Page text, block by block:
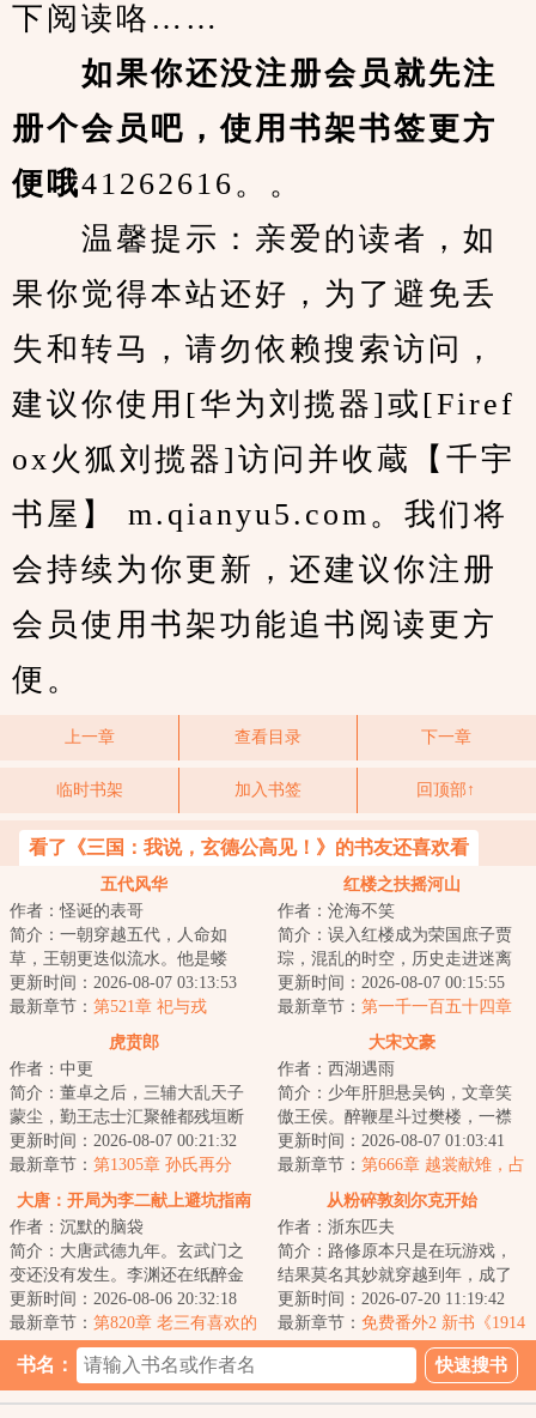
下阅读咯……
如果你还没注册会员就先注
册个会员吧，使用书架书签更方
便哦41262616。。
温馨提示：亲爱的读者，如
果你觉得本站还好，为了避免丢
失和转马，请勿依赖搜索访问，
建议你使用[华为刘揽器]或[Firef
ox火狐刘揽器]访问并收蔵【千宇
书屋】 m.qianyu5.com。我们将
会持续为你更新，还建议你注册
会员使用书架功能追书阅读更方
便。
上一章 查看目录 下一章
临时书架 加入书签 回顶部↑
看了《三国：我说，玄德公高见！》的书友还喜欢看
五代风华
作者：怪诞的表哥
简介：一朝穿越五代，人命如
草，王朝更迭似流水。他是蝼
蚁，则撼参天巨树，为棋子，则
破天下局。布衣之志...
更新时间：2026-08-07 03:13:53
最新章节： 第521章 祀与戎
红楼之扶摇河山
作者：沧海不笑
简介：误入红楼成为荣国庶子贾
琮，混乱的时空，历史走进迷离
支路，无数彪炳史册的英士人
杰，湮没在时光的...
更新时间：2026-08-07 00:15:55
最新章节： 第一千一百五十四章
虎贲郎
作者：中更
简介：董卓之后，三辅大乱天子
蒙尘，勤王志士汇聚雒都残垣断
壁之中，肉食者鄙拔剑四顾，国
贼凶狠十倍于胡...
更新时间：2026-08-07 00:21:32
最新章节： 第1305章 孙氏再分
大宋文豪
作者：西湖遇雨
简介：少年肝胆悬吴钩，文章笑
傲王侯。醉鞭星斗过樊楼，一襟
唐气象，半卷宋风流！...
更新时间：2026-08-07 01:03:41
最新章节： 第666章 越裳献雉，占
大唐：开局为李二献上避坑指南
作者：沉默的脑袋
简介：大唐武德九年。玄武门之
变还没有发生。李渊还在纸醉金
迷。李建成和李元吉正密谋除掉
最大的威胁。长...
更新时间：2026-08-06 20:32:18
最新章节： 第820章 老三有喜欢的
从粉碎敦刻尔克开始
作者：浙东匹夫
简介：路修原本只是在玩游戏，
结果莫名其妙就穿越到年，成了
一名陆军下士。刚一睁眼，上司
就告诉他：“你...
更新时间：2026-07-20 11:19:42
最新章节： 免费番外2 新书《1914
从否决施里芬计划开始》已上传
书名：